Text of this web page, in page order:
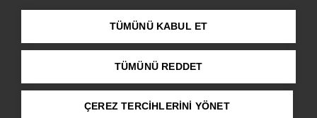
TÜMÜNÜ KABUL ET
TÜMÜNÜ REDDET
ÇEREZ TERCİHLERİNİ YÖNET
Copyright © 2026 Borusan Oto